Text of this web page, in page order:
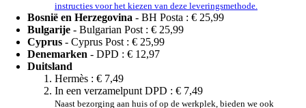
instructies voor het kiezen van deze leveringsmethode.
Bosnië en Herzegovina - BH Posta : € 25,99
Bulgarije - Bulgarian Post : € 25,99
Cyprus - Cyprus Post : € 25,99
Denemarken - DPD : € 12,97
Duitsland
Hermès : € 7,49
In een verzamelpunt DPD : € 7,49
Naast bezorging aan huis of op de werkplek, bieden we ook